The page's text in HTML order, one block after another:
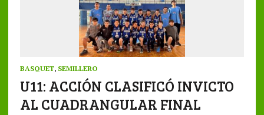
BASQUET, SEMILLERO
U11: ACCIÓN CLASIFICÓ INVICTO
AL CUADRANGULAR FINAL